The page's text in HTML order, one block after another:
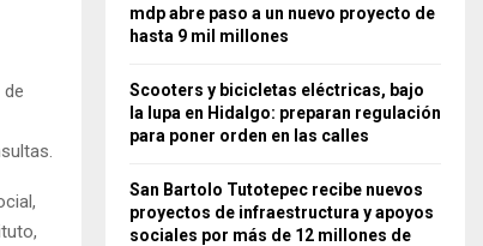
mdp abre paso a un nuevo proyecto de
hasta 9 mil millones
Scooters y bicicletas eléctricas, bajo
la lupa en Hidalgo: preparan regulación
para poner orden en las calles
San Bartolo Tutotepec recibe nuevos
proyectos de infraestructura y apoyos
sociales por más de 12 millones de